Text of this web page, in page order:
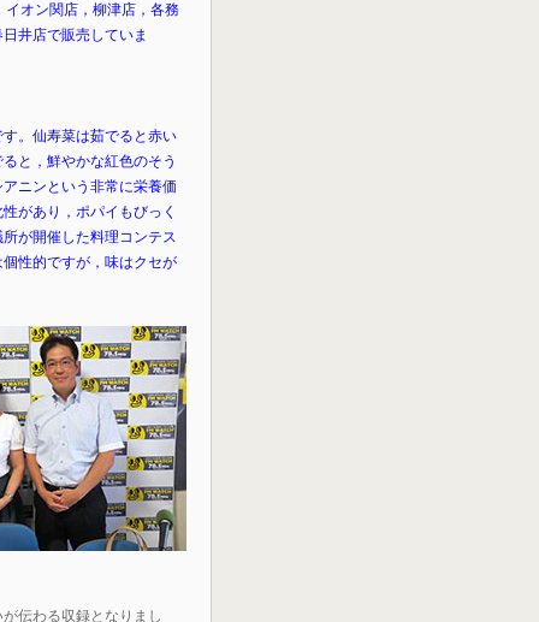
イオン関店，柳津店，各務
井店で販売していま
。仙寿菜は茹でると赤い
と，鮮やかな紅色のそう
ニンという非常に栄養価
があり，ポパイもびっく
が開催した料理コンテス
性的ですが，味はクセが
伝わる収録となりまし